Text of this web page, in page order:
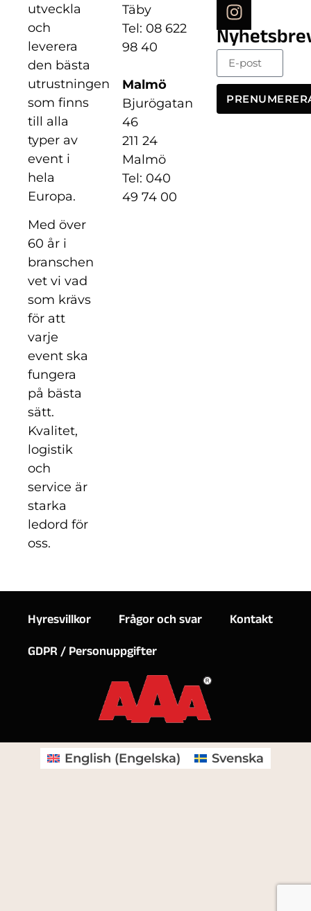
utveckla
och
leverera
den bästa
utrustningen
som finns
till alla
typer av
event i
hela
Europa.
Med över
60 år i
branschen
vet vi vad
som krävs
för att
varje
event ska
fungera
på bästa
sätt.
Kvalitet,
logistik
och
service är
starka
ledord för
oss.
Täby
Tel: 08 622
98 40
Malmö
Bjurögatan
46
211 24
Malmö
Tel: 040
49 74 00
Hyresvillkor Frågor och svar
Kontakt
GDPR / Personuppgifter
English (Engelska) Svenska